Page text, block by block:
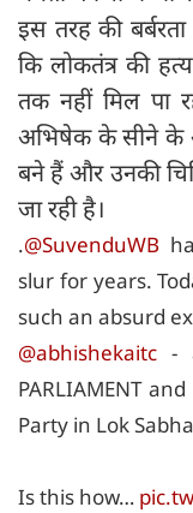
इस तरह की
कि लोकतंत्र की
तक नहीं मिल पा
अभिषेक के सीने के
बने हैं और उनकी
जा रही है।
.@SuvenduWB
slur for years.
such an absurd
@abhishekaitc -
PARLIAMENT
Party in Lok
Is this how…